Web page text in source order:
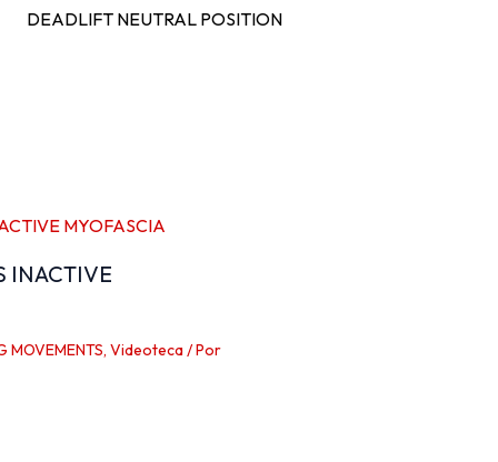
DEADLIFT NEUTRAL POSITION
INACTIVE
MOVEMENTS, Videoteca/ Por